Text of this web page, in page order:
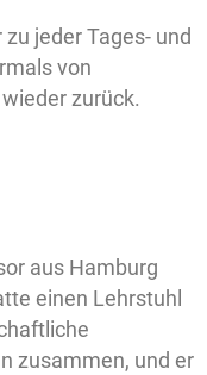
jeder Tages- und
von
zurück.
aus Hamburg
einen Lehrstuhl
zusammen, und er